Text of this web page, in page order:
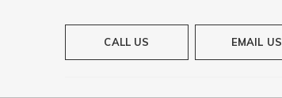
CALL US EMAIL US